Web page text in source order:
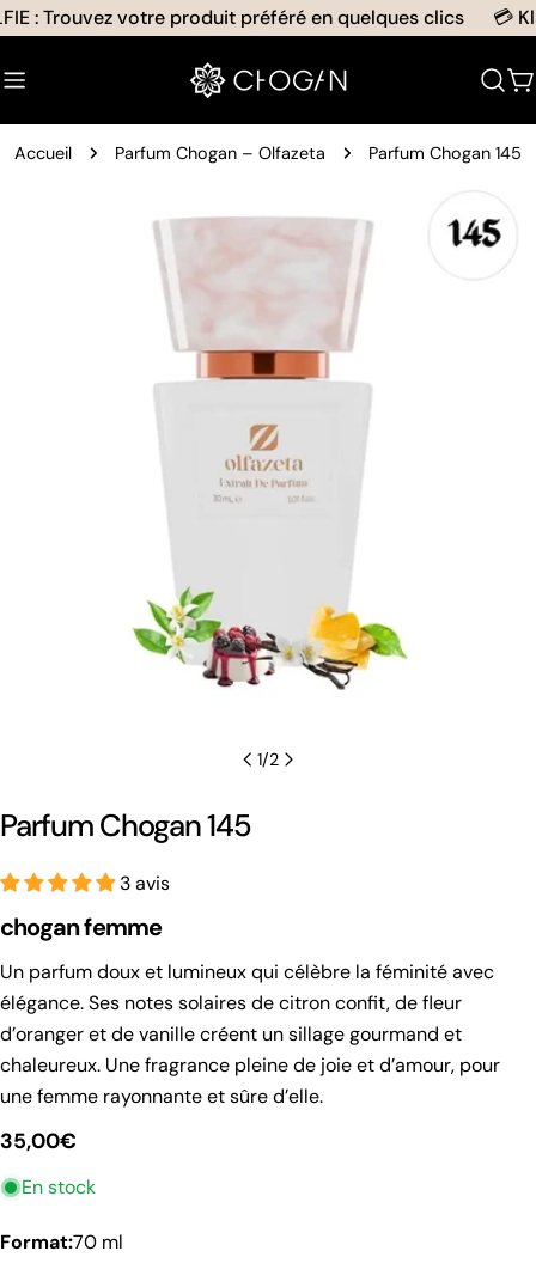
Aller
contenu
: Trouvez votre produit préféré en quelques clics 💳
Accueil Parfum Chogan – Olfazeta Parfum Chogan 145
1/2
Parfum Chogan 145
3 avis
chogan femme
Un parfum doux et lumineux qui célèbre la féminité avec
élégance. Ses notes solaires de citron confit, de fleur
d’oranger et de vanille créent un sillage gourmand et
chaleureux. Une fragrance pleine de joie et d’amour, pour
une femme rayonnante et sûre d’elle.
Prix
habituel
35,00€
En stock
Format: 70 ml
Votre